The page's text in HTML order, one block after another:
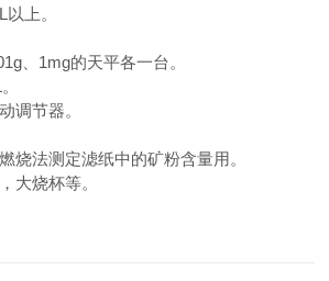
以上。
1mg的天平各一台。
。
调节器。
烧法测定滤纸中的矿粉含量用。
大烧杯等。